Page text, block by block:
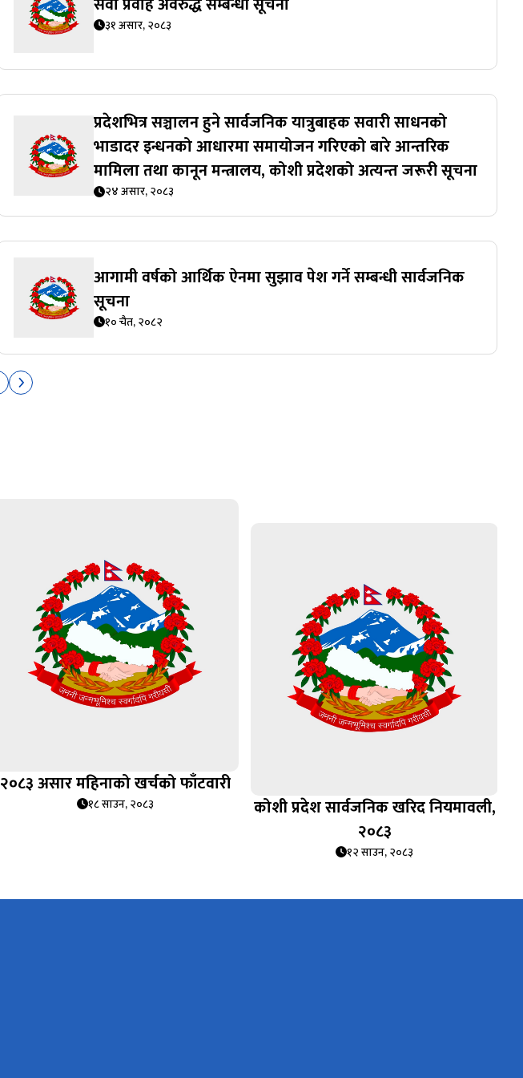
३१ असार, २०८३
प्रदेशभित्र सञ्चालन हुने सार्वजनिक यात्रुबाहक सवारी साधनको
भाडादर इन्धनको आधारमा समायोजन गरिएको बारे आन्तरिक
मामिला तथा कानून मन्त्रालय, कोशी प्रदेशको अत्यन्त जरूरी सूचना
२४ असार, २०८३
आगामी वर्षको आर्थिक ऐनमा सुझाव पेश गर्ने सम्बन्धी सार्वजनिक
सूचना
१० चैत, २०८२
२०८३ असार महिनाको खर्चको फाँटवारी
१८ साउन, २०८३
कोशी प्रदेश सार्वजनिक खरिद नियमावली,
२०८३
१२ साउन, २०८३